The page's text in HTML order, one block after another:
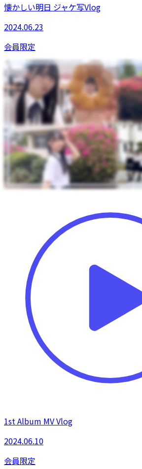
懐かしい明日 ジャケ写Vlog
2024.06.23
会員限定
1st Album MV Vlog
2024.06.10
会員限定